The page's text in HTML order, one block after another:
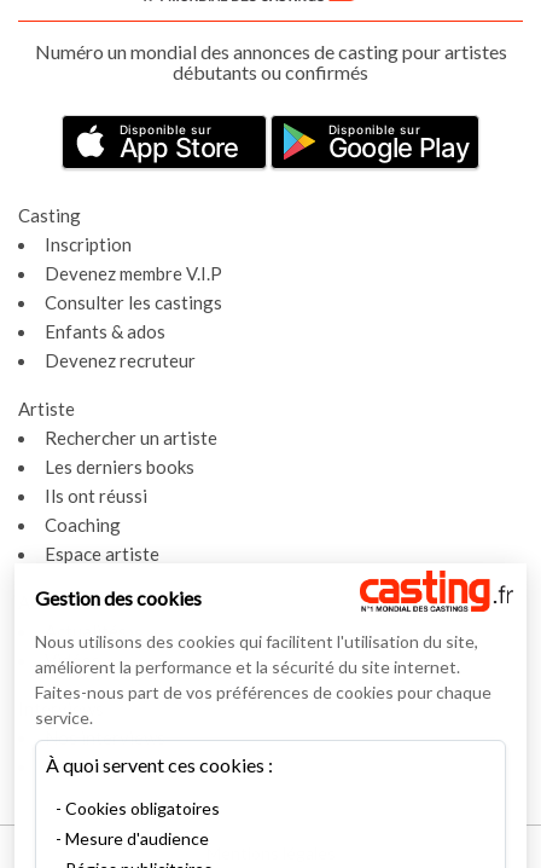
Numéro un mondial des annonces de casting pour artistes
débutants ou confirmés
Disponible sur
App Store
Disponible sur
Google Play
Casting
Inscription
Devenez membre V.I.P
Consulter les castings
Enfants & ados
Devenez recruteur
Artiste
Rechercher un artiste
Les derniers books
Ils ont réussi
Coaching
Espace artiste
Actualités
Actualités
Vidéos
Interviews
Nos interviews
Lexique
Gestion des cookies
Nous utilisons des cookies qui facilitent l'utilisation du site,
améliorent la performance et la sécurité du site internet.
Faites-nous part de vos préférences de cookies pour chaque
service.
À quoi servent ces cookies :
Cookies obligatoires
Mesure d'audience